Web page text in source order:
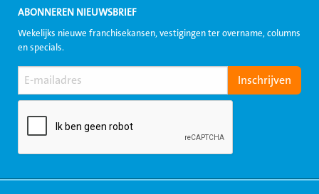
ABONNEREN NIEUWSBRIEF
Wekelijks nieuwe franchisekansen, vestigingen ter overname, columns
en specials.